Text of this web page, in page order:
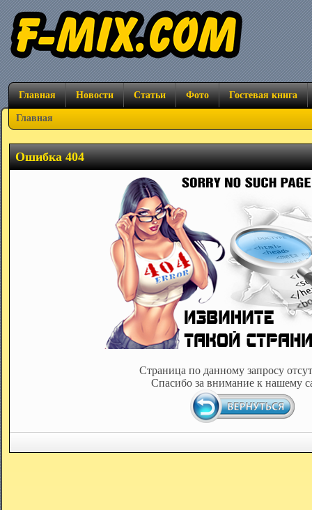
Главная Новости Статьи Фото Гостевая книга
Главная
Ошибка 404
Страница по данному запросу
Спасибо за внимание к нашему